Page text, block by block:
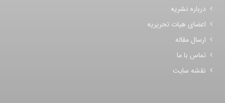
درباره نشریه
اعضای هیات تحریریه
ارسال مقاله
تماس با ما
نقشه سایت